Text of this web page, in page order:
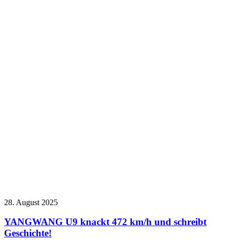
28. August 2025
YANGWANG U9 knackt 472 km/h und schreibt
Geschichte!